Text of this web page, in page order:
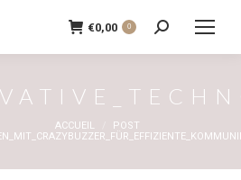
€0,00 0
Recherche
:
ACCUEIL
POST